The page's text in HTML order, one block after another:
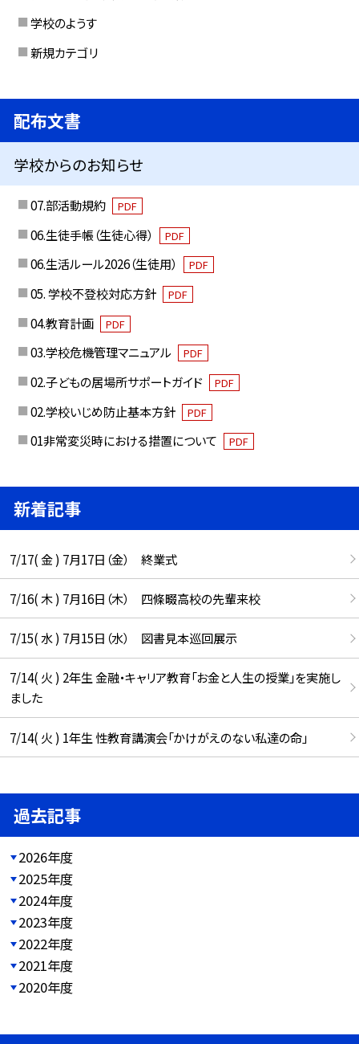
学校のようす
新規カテゴリ
配布文書
学校からのお知らせ
07.部活動規約 PDF
06.生徒手帳（生徒心得） PDF
06.生活ルール2026（生徒用） PDF
05. 学校不登校対応方針 PDF
04.教育計画 PDF
03.学校危機管理マニュアル PDF
02.子どもの居場所サポートガイド PDF
02.学校いじめ防止基本方針 PDF
01非常変災時における措置について PDF
新着記事
7/17( 金 ) 7月17日（金） 終業式
7/16( 木 ) 7月16日（木） 四條畷高校の先輩来校
7/15( 水 ) 7月15日（水） 図書見本巡回展示
7/14( 火 ) 2年生 金融・キャリア教育「お金と人生の授業」を実施し
ました
7/14( 火 ) 1年生 性教育講演会「かけがえのない私達の命」
過去記事
2026年度
2025年度
2024年度
2023年度
2022年度
2021年度
2020年度